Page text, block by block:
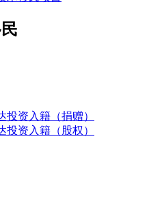
投资入籍（捐赠）
投资入籍（股权）